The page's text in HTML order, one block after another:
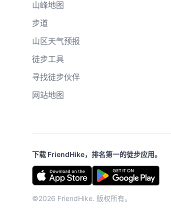
山峰地图
步道
山区天气预报
徒步工具
寻找徒步伙伴
网站地图
下载 FriendHike，排名第一的徒步应用。
©2026 FriendHike. 版权所有。